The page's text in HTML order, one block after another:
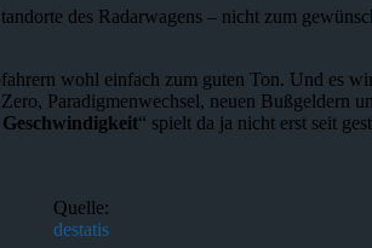
des Radarwagens – nicht zum
wohl einfach zum guten Ton. Und es
Paradigmenwechsel, neuen Bußgeldern
“ spielt da ja nicht erst seit
Quelle:
destatis